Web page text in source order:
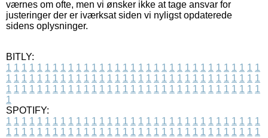
værnes om ofte, men vi ønsker ikke at tage ansvar for
justeringer der er iværksat siden vi nyligst opdaterede
sidens oplysninger.
BITLY:
1 1 1 1 1 1 1 1 1 1 1 1 1 1 1 1 1 1 1 1 1 1 1 1 1 1 1 1 1 1 1 1 1
1 1 1 1 1 1 1 1 1 1 1 1 1 1 1 1 1 1 1 1 1 1 1 1 1 1 1 1 1 1 1 1 1
1 1 1 1 1 1 1 1 1 1 1 1 1 1 1 1 1 1 1 1 1 1 1 1 1 1 1 1 1 1 1 1 1
1
SPOTIFY:
1 1 1 1 1 1 1 1 1 1 1 1 1 1 1 1 1 1 1 1 1 1 1 1 1 1 1 1 1 1 1 1 1
1 1 1 1 1 1 1 1 1 1 1 1 1 1 1 1 1 1 1 1 1 1 1 1 1 1 1 1 1 1 1 1 1